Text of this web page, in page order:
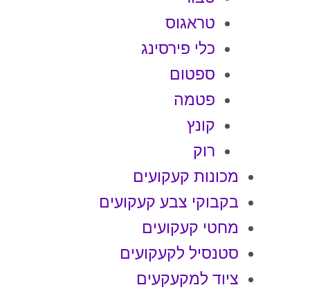
טראגוס
כלי פירסינג
ספטום
פטמה
קונץ
רוק
מכונות קעקועים
בקבוקי צבע קעקועים
מחטי קעקועים
סטנסיל לקעקועים
ציוד למקעקעים